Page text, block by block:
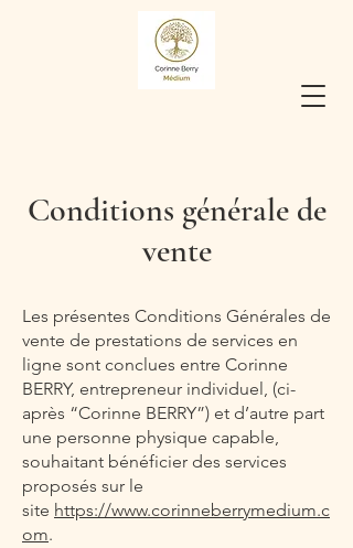
Conditions générale de
vente
Les présentes Conditions Générales de
vente de prestations de services en
ligne sont conclues entre Corinne
BERRY, entrepreneur individuel, (ci-
après “Corinne BERRY”) et d’autre part
une personne physique capable,
souhaitant bénéficier des services
proposés sur le
site https://www.corinneberrymedium.c
om.